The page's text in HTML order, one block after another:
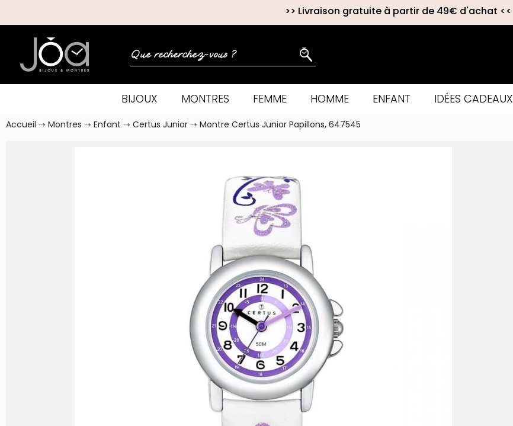
>> Livraison gratuite à partir de 49€ d'achat <<
BIJOUX MONTRES FEMME HOMME ENFANT IDÉES CADEAUX
Accueil Montres Enfant Certus Junior Montre Certus Junior Papillons, 647545